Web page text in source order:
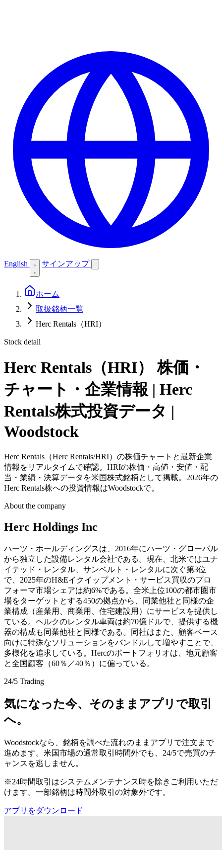
English サインアップ
ホーム
取扱銘柄一覧
Herc Rentals（HRI）
Stock detail
Herc Rentals（HRI）
株価・
チャート・企業情報 | Herc
Rentals株式投資データ |
Woodstock
Herc Rentals（Herc Rentals/HRI）の株価チャートと最新企業
情報をリアルタイムで確認。HRIの株価・高値・安値・配
当・業績・決算データを米国株式銘柄として掲載。2026年の
Herc Rentals株への投資情報はWoodstockで。
About the company
Herc Holdings Inc
ハーツ・ホールディングスは、2016年にハーツ・グローバル
から独立した設備レンタル会社である。現在、北米ではユナ
イテッド・レンタル、サンベルト・レンタルに次ぐ第3位
で、2025年のH&Eイクイップメント・サービス買収のプロ
フォーマ市場シェアは約6%である。全米上位100の都市圏市
場をターゲットとする450の拠点から、同業他社と同様の企
業構成（産業用、商業用、住宅建設用）にサービスを提供し
ている。ヘルクのレンタル車両は約70億ドルで、提供する機
器の構成も同業他社と同様である。同社はまた、顧客ベース
向けに特殊なソリューションをバンドルして増やすことで、
多様化を追求している。Hercのポートフォリオは、地元顧客
と全国顧客（60％／40％）に偏っている。
24/5 Trading
気になった今、そのままアプリで取引
へ。
Woodstockなら、銘柄を調べた流れのままアプリで注文まで
進めます。米国市場の通常取引時間外でも、24/5で売買のチ
ャンスを逃しません。
※24時間取引はシステムメンテナンス時を除きご利用いただ
けます。一部銘柄は時間外取引の対象外です。
アプリをダウンロード